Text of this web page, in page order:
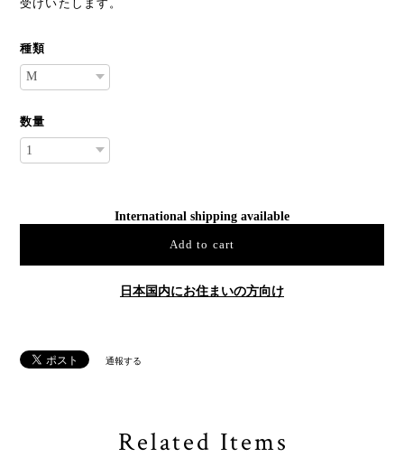
受けいたします。
種類
数量
International shipping available
Add to cart
日本国内にお住まいの方向け
通報する
Related Items